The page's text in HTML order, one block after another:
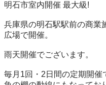
明石市室内開催 最大級!
兵庫県の明石駅駅前の商業
広場で開催。
雨天開催でございます。
毎月1回・2日間の定期開